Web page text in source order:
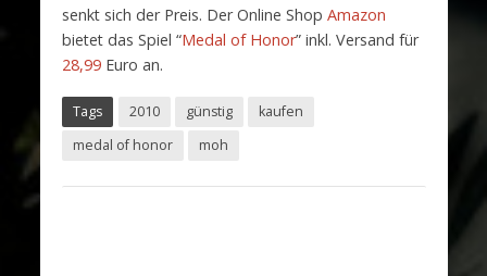
senkt sich der Preis. Der Online Shop Amazon
bietet das Spiel “Medal of Honor” inkl. Versand für
28,99Euro an.
Tags 2010 günstig
kaufen
medal of honor
moh